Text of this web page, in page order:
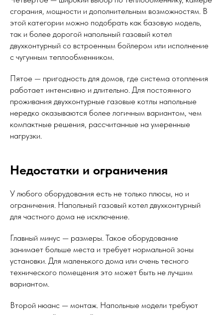
сгорания, мощности и дополнительным возможностям. В
этой категории можно подобрать как базовую модель,
так и более дорогой напольный газовый котел
двухконтурный со встроенным бойлером или исполнение
с чугунным теплообменником.
Пятое — пригодность для домов, где система отопления
работает интенсивно и длительно. Для постоянного
проживания двухконтурные газовые котлы напольные
нередко оказываются более логичным вариантом, чем
компактные решения, рассчитанные на умеренные
нагрузки.
Недостатки и ограничения
У любого оборудования есть не только плюсы, но и
ограничения. Напольный газовый котел двухконтурный
для частного дома не исключение.
Главный минус — размеры. Такое оборудование
занимает больше места и требует нормальной зоны
установки. Для маленького дома или очень тесного
технического помещения это может быть не лучшим
вариантом.
Второй нюанс — монтаж. Напольные модели требуют